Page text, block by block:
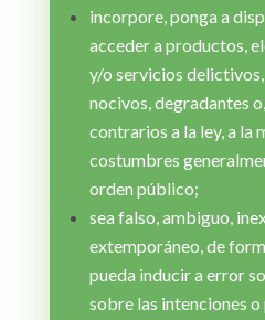
incorpore, ponga a
acceder a productos,
y/o servicios
nocivos, degradantes
contrarios a la ley, a la
costumbres
orden público;
sea falso, ambiguo,
extemporáneo, de
pueda inducir a error
sobre las intenciones